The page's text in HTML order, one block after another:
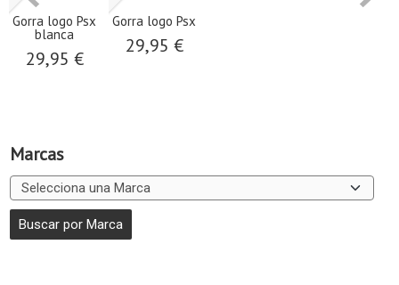
Marcas
Gorra logo Psx
blanca
29,95 €
Gorra logo Psx
29,95 €